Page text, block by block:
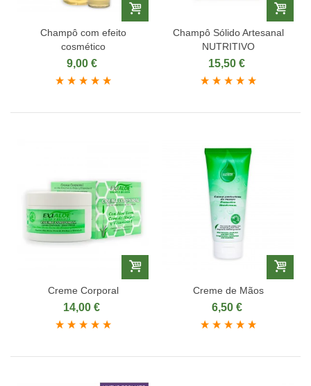
Champô com efeito
cosmético
9,00 €
Champô Sólido Artesanal
NUTRITIVO
15,50 €
Creme Corporal
14,00 €
Creme de Mãos
6,50 €